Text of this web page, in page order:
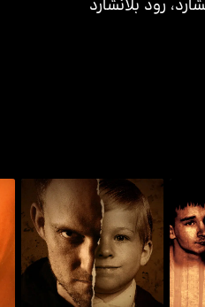
إيفل ليفز هير: ماي تشايلد ذا
كيلر